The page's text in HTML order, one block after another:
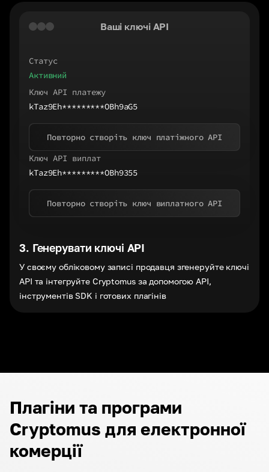
Ваші ключі API
Статус
Активний
Ключ API платежу
kTaz9Eh*********OBh9aG5
Повторно створіть ключ платіжного API
Ключ API виплат
kTaz9Eh*********OBh9355
Повторно створіть ключ виплатного API
3. Генерувати ключі API
У своєму обліковому записі продавця згенеруйте ключі
API та інтегруйте Cryptomus за допомогою API,
інструментів SDK і готових плагінів
Плагіни та програми
Cryptomus для електронної
комерції